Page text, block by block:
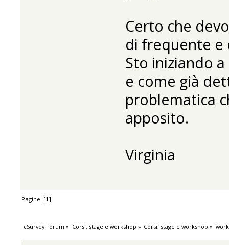
Certo che
di frequente e
Sto iniziando
e come già
problematica
apposito.
Virginia
Pagine: [1]
cSurvey Forum » Corsi, stage e workshop » Corsi, stage e workshop »